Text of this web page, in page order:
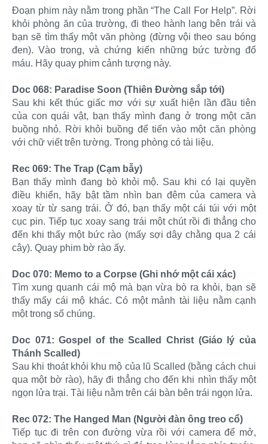
Đoạn phim này nằm trong phần “The Call For Help”. Rời
khỏi phòng ăn của trường, đi theo hành lang bên trái và
bạn sẽ tìm thấy một văn phòng (đừng vội theo sau bóng
đen). Vào trong, và chứng kiến những bức tường đổ
máu. Hãy quay phim cảnh tượng này.
Doc 068: Paradise Soon (Thiên Đường sắp tới)
Sau khi kết thúc giấc mơ với sự xuất hiện lần đầu tiên
của con quái vật, bạn thấy mình đang ở trong một căn
buồng nhỏ. Rời khỏi buồng để tiến vào một căn phòng
với chữ viết trên tường. Trong phòng có tài liệu.
Rec 069: The Trap (Cạm bẫy)
Bạn thấy mình đang bò khỏi mộ. Sau khi có lại quyền
điều khiển, hãy bật tầm nhìn ban đêm của camera và
xoay từ từ sang trái. Ở đó, bạn thấy một cái túi với một
cục pin. Tiếp tục xoay sang trái một chút rồi đi thẳng cho
đến khi thấy một bức rào (mấy sợi dây chằng qua 2 cái
cây). Quay phim bờ rào ấy.
Doc 070: Memo to a Corpse (Ghi nhớ một cái xác)
Tìm xung quanh cái mộ mà bạn vừa bò ra khỏi, bạn sẽ
thấy mấy cái mộ khác. Có một mảnh tài liệu nằm cạnh
một trong số chúng.
Doc 071: Gospel of the Scalled Christ (Giáo lý của
Thánh Scalled)
Sau khi thoát khỏi khu mộ của lũ Scalled (bằng cách chui
qua một bờ rào), hãy đi thẳng cho đến khi nhìn thấy một
ngọn lửa trại. Tài liệu nằm trên cái bàn bên trái ngọn lửa.
Rec 072: The Hanged Man (Người đàn ông treo cổ)
Tiếp tục đi trên con đường vừa rồi với camera để mở,